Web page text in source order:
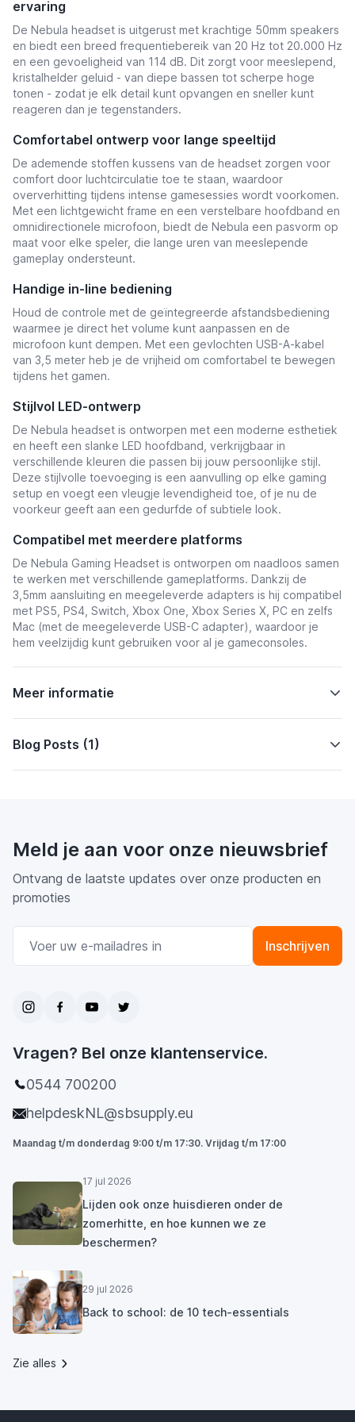
ervaring
De Nebula headset is uitgerust met krachtige 50mm speakers
en biedt een breed frequentiebereik van 20 Hz tot 20.000 Hz
en een gevoeligheid van 114 dB. Dit zorgt voor meeslepend,
kristalhelder geluid - van diepe bassen tot scherpe hoge
tonen - zodat je elk detail kunt opvangen en sneller kunt
reageren dan je tegenstanders.
Comfortabel ontwerp voor lange speeltijd
De ademende stoffen kussens van de headset zorgen voor
comfort door luchtcirculatie toe te staan, waardoor
oververhitting tijdens intense gamesessies wordt voorkomen.
Met een lichtgewicht frame en een verstelbare hoofdband en
omnidirectionele microfoon, biedt de Nebula een pasvorm op
maat voor elke speler, die lange uren van meeslepende
gameplay ondersteunt.
Handige in-line bediening
Houd de controle met de geïntegreerde afstandsbediening
waarmee je direct het volume kunt aanpassen en de
microfoon kunt dempen. Met een gevlochten USB-A-kabel
van 3,5 meter heb je de vrijheid om comfortabel te bewegen
tijdens het gamen.
Stijlvol LED-ontwerp
De Nebula headset is ontworpen met een moderne esthetiek
en heeft een slanke LED hoofdband, verkrijgbaar in
verschillende kleuren die passen bij jouw persoonlijke stijl.
Deze stijlvolle toevoeging is een aanvulling op elke gaming
setup en voegt een vleugje levendigheid toe, of je nu de
voorkeur geeft aan een gedurfde of subtiele look.
Compatibel met meerdere platforms
De Nebula Gaming Headset is ontworpen om naadloos samen
te werken met verschillende gameplatforms. Dankzij de
3,5mm aansluiting en meegeleverde adapters is hij compatibel
met PS5, PS4, Switch, Xbox One, Xbox Series X, PC en zelfs
Mac (met de meegeleverde USB-C adapter), waardoor je
hem veelzijdig kunt gebruiken voor al je gameconsoles.
Meer informatie
Blog Posts (1)
Meld je aan voor onze nieuwsbrief
Ontvang de laatste updates over onze producten en
promoties
Inschrijven
Vragen? Bel onze klantenservice.
0544 700200
helpdeskNL@sbsupply.eu
Maandag t/m donderdag 9:00 t/m 17:30. Vrijdag t/m 17:00
17 jul 2026
Lijden ook onze huisdieren onder de
zomerhitte, en hoe kunnen we ze
beschermen?
29 jul 2026
Back to school: de 10 tech-essentials
Zie alles